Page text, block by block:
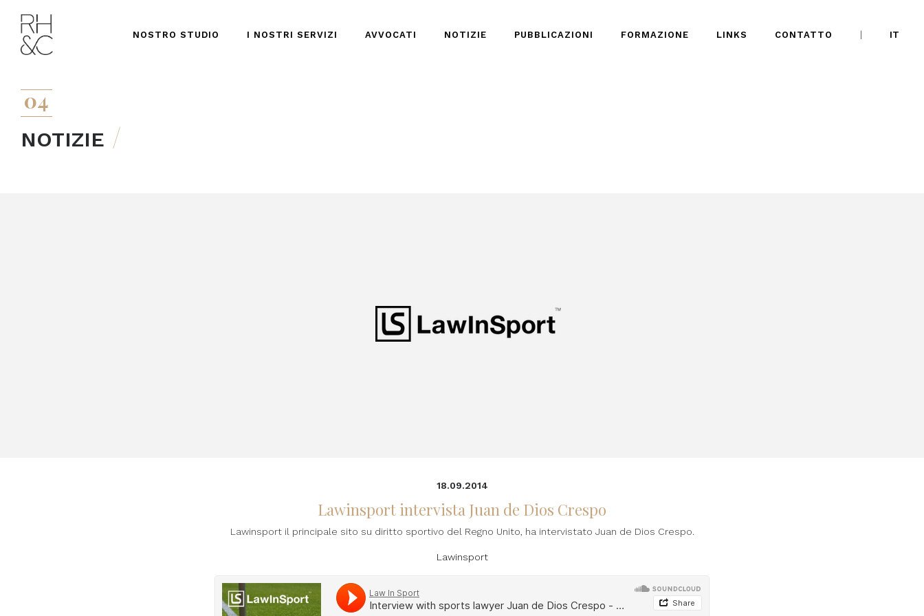
NOSTRO STUDIO I NOSTRI SERVIZI AVVOCATI NOTIZIE PUBBLICAZIONI FORMAZIONE LINKS CONTATTO IT
04
NOTIZIE
18.09.2014
Lawinsport intervista Juan de Dios Crespo
Lawinsport il principale sito su diritto sportivo del Regno Unito, ha intervistato Juan de Dios Crespo.
Lawinsport